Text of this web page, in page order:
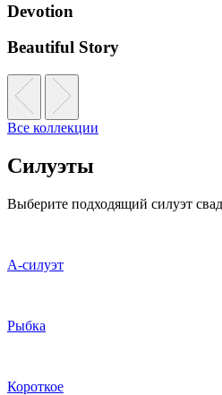
Devotion
Beautiful Story
Все коллекции
Силуэты
Выберите подходящий силуэт
А-силуэт
Рыбка
Короткое